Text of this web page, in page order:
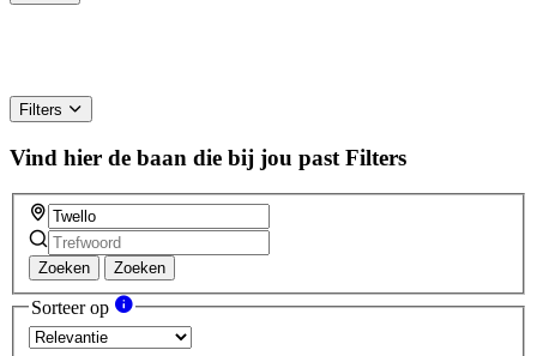
Filters
Vind hier de baan die bij jou past Filters
Zoeken Zoeken
Sorteer op